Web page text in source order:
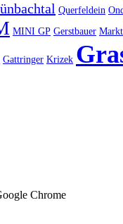
Querfeldein
MINI GP Gerstbauer
Gattringer Krizek
Chrome